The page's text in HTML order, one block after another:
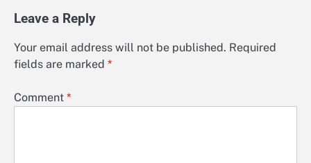
Leave a Reply
Your email address will not be published. Required
fields are marked *
Comment *